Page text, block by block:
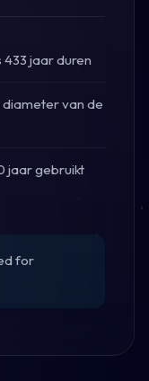
433 jaar duren
van de
jaar gebruikt
for